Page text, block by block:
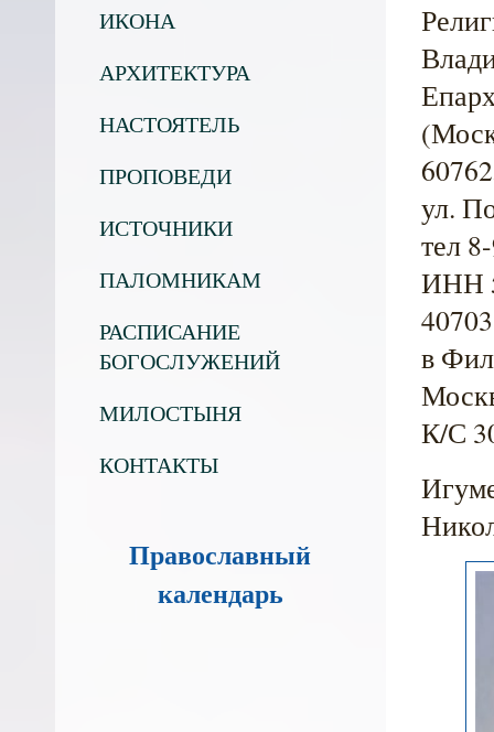
ИКОНА
АРХИТЕКТУРА
НАСТОЯТЕЛЬ
ПРОПОВЕДИ
ИСТОЧНИКИ
ПАЛОМНИКАМ
РАСПИСАНИЕ
БОГОСЛУЖЕНИЙ
МИЛОСТЫНЯ
КОНТАКТЫ
Православный
календарь
ул.
тел
ИНН
в
К/С